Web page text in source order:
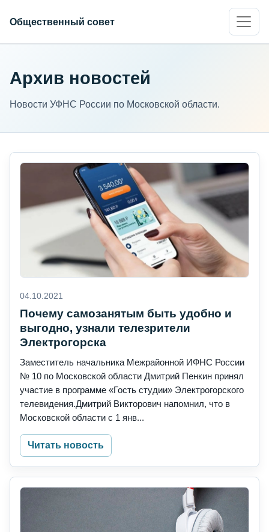
Общественный совет
Архив новостей
Новости УФНС России по Московской области.
04.10.2021
Почему самозанятым быть удобно и
выгодно, узнали телезрители
Электрогорска
Заместитель начальника Межрайонной ИФНС России
№ 10 по Московской области Дмитрий Пенкин принял
участие в программе «Гость студии» Электрогорского
телевидения.Дмитрий Викторович напомнил, что в
Московской области с 1 янв...
Читать новость